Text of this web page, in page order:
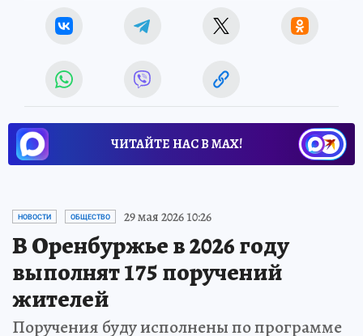
ЧИТАЙТЕ НАС В МАХ!
НОВОСТИ ОБЩЕСТВО 29 мая 2026 10:26
В Оренбуржье в 2026 году
выполнят 175 поручений
жителей
Поручения буду исполнены по программе